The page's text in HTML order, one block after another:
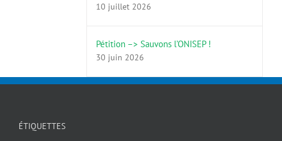
10 juillet 2026
Pétition –> Sauvons l’ONISEP !
30 juin 2026
ÉTIQUETTES